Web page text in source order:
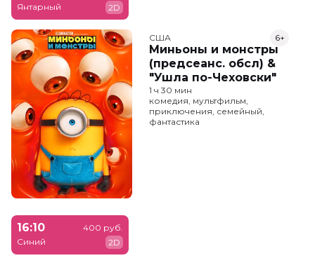
Янтарный
2D
США
Миньоны и монстры
(предсеанс. обсл) &
"Ушла по-Чеховски"
6+
1 ч 30 мин
комедия, мультфильм,
приключения, семейный,
фантастика
16:10
Синий
400 руб.
2D